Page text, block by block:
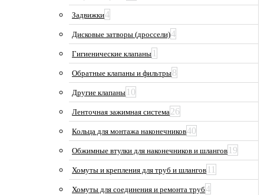
Задвижки4
Дисковые затворы (дроссели)4
Гигиенические клапаны 1
Обратные клапаны и фильтры8
Другие клапаны 10
Ленточная зажимная система26
Кольца для монтажа наконечников40
Обжимные втулки для наконечников и шлангов 19
Хомуты и крепления для труб и шлангов 11
Хомуты для соединения и ремонта труб4